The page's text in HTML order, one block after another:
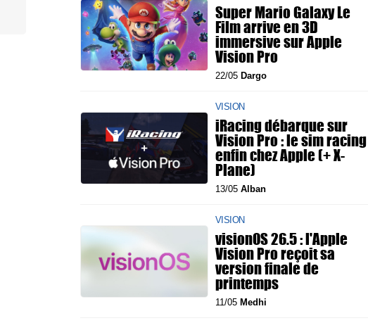
Super Mario Galaxy Le
Film arrive en 3D
immersive sur Apple
Vision Pro
22/05 Dargo
VISION
iRacing débarque sur
Vision Pro : le sim racing
enfin chez Apple (+ X-
Plane)
13/05 Alban
VISION
visionOS 26.5 : l'Apple
Vision Pro reçoit sa
version finale de
printemps
11/05 Medhi